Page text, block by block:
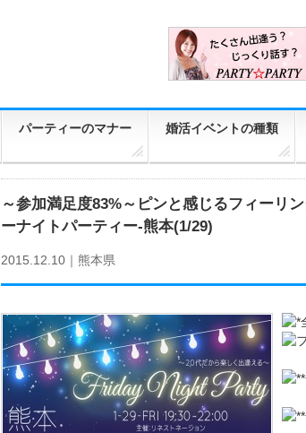
パーティーのマナー 婚活イベントの種類
～参加満足度83%～ピンと感じるフィーリ
ーナイトパーティー-熊本(1/29)
2015.12.10｜ 熊本県